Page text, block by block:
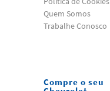
Quem Somos
Trabalhe Conosco
Compre o seu